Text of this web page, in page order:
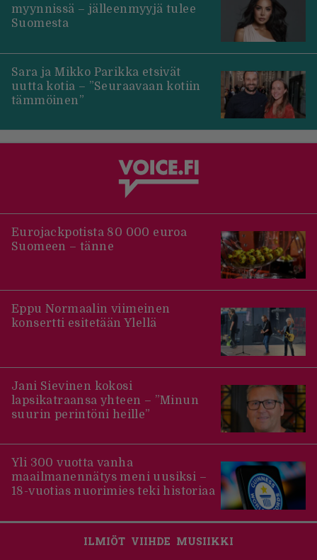
myynnissä – jälleenmyyjä tulee
Suomesta
Sara ja Mikko Parikka etsivät
uutta kotia – ”Seuraavaan kotiin
tämmöinen”
Eurojackpotista 80 000 euroa
Suomeen – tänne
Eppu Normaalin viimeinen
konsertti esitetään Ylellä
Jani Sievinen kokosi
lapsikatraansa yhteen – ”Minun
suurin perintöni heille”
Yli 300 vuotta vanha
maailmanennätys meni uusiksi –
18-vuotias nuorimies teki historiaa
ILMIÖT VIIHDE MUSIIKKI